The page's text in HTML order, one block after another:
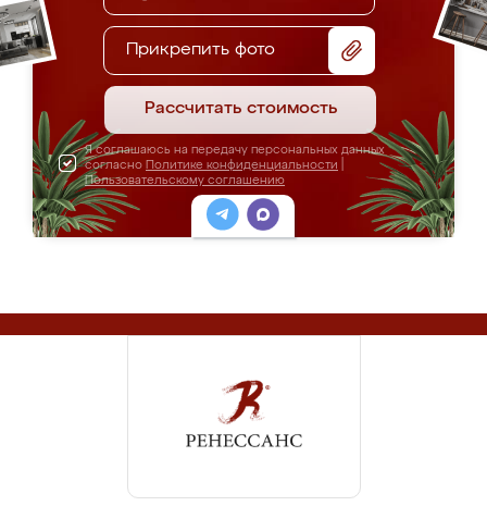
Прикрепить фото
Рассчитать стоимость
Я соглашаюсь на передачу персональных данных
согласно Политике конфиденциальности
Пользовательскому соглашению